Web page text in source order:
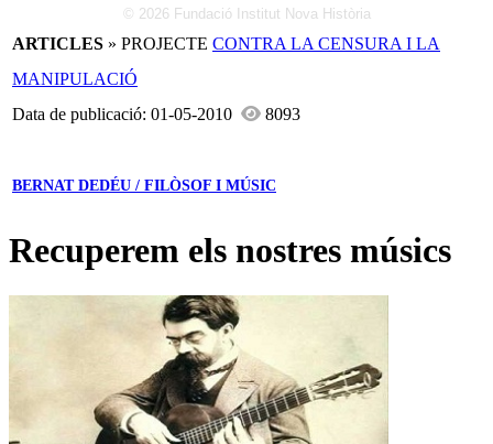
© 2026 Fundació Institut Nova Història
ARTICLES » PROJECTE CONTRA LA CENSURA I LA
MANIPULACIÓ
Data de publicació: 01-05-2010
8093
BERNAT DEDÉU / FILÒSOF I MÚSIC
Recuperem els nostres músics